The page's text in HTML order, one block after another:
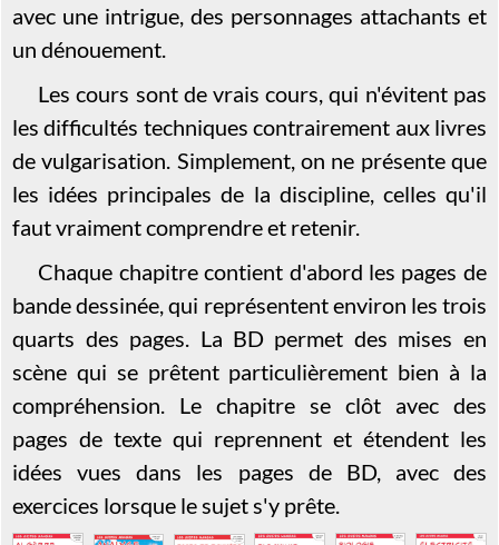
avec une intrigue, des personnages attachants et
un dénouement.
Les cours sont de vrais cours, qui n'évitent pas
les difficultés techniques contrairement aux livres
de vulgarisation. Simplement, on ne présente que
les idées principales de la discipline, celles qu'il
faut vraiment comprendre et retenir.
Chaque chapitre contient d'abord les pages de
bande dessinée, qui représentent environ les trois
quarts des pages. La BD permet des mises en
scène qui se prêtent particulièrement bien à la
compréhension. Le chapitre se clôt avec des
pages de texte qui reprennent et étendent les
idées vues dans les pages de BD, avec des
exercices lorsque le sujet s'y prête.